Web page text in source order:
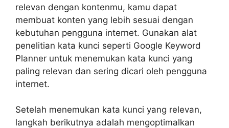
relevan dengan kontenmu, kamu dapat
membuat konten yang lebih sesuai dengan
kebutuhan pengguna internet. Gunakan alat
penelitian kata kunci seperti Google Keyword
Planner untuk menemukan kata kunci yang
paling relevan dan sering dicari oleh pengguna
internet.
Setelah menemukan kata kunci yang relevan,
langkah berikutnya adalah mengoptimalkan